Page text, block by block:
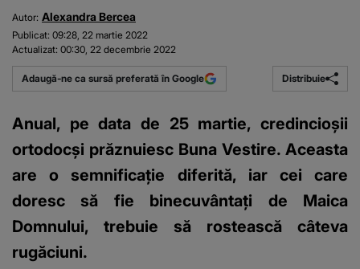
Autor: Alexandra Bercea
Publicat: 09:28, 22 martie 2022
Actualizat: 00:30, 22 decembrie 2022
Adaugă-ne ca sursă preferată în Google Distribuie
Anual, pe data de 25 martie, credincioșii
ortodocși prăznuiesc Buna Vestire. Aceasta
are o semnificație diferită, iar cei care
doresc să fie binecuvântați de Maica
Domnului, trebuie să rostească câteva
rugăciuni.